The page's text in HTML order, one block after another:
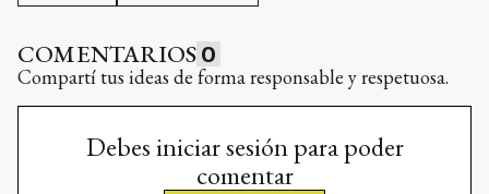
COMENTARIOS 0
Compartí tus ideas de forma responsable y respetuosa.
Debes iniciar sesión para poder
comentar